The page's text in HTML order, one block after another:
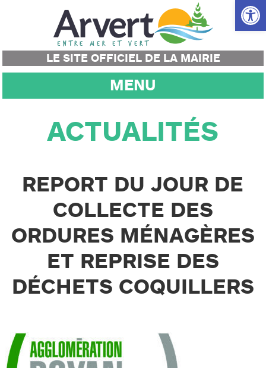
Ouvrir
LE SITE OFFICIEL DE LA MAIRIE
MENU
ACTUALITÉS
REPORT DU JOUR DE
COLLECTE DES
ORDURES MÉNAGÈRES
ET REPRISE DES
DÉCHETS COQUILLERS